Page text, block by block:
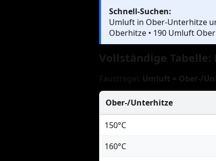
Schnell-Suchen:
Umluft in Ober-Unterhitze
Oberhitze • 190 Umluft
Vollständige
Faustregel: Umluft = Ober-/
Ober-/Unterhitze
150°C
160°C